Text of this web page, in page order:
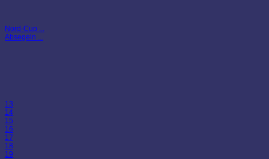
Nord-Cup ...
Absegeln ...
13
14
15
16
17
18
19